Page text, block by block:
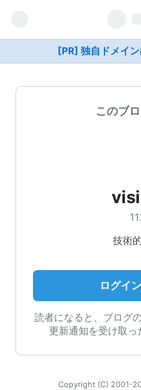
[PR] 独自ドメイ
このブ
技術
ログイ
読者になると、ブログ
更新通知を受け取っ
Copyright (C) 2001-